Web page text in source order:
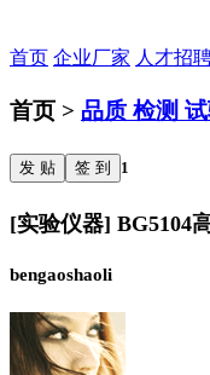
首页 企业厂家 人才招
首页 > 品质 检测
发 贴 签 到 1
[实验仪器] BG5104
bengaoshaoli